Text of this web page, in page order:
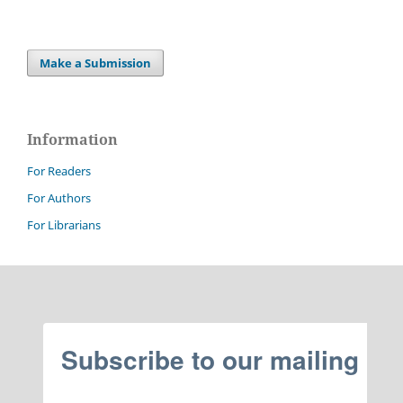
Make a Submission
Information
For Readers
For Authors
For Librarians